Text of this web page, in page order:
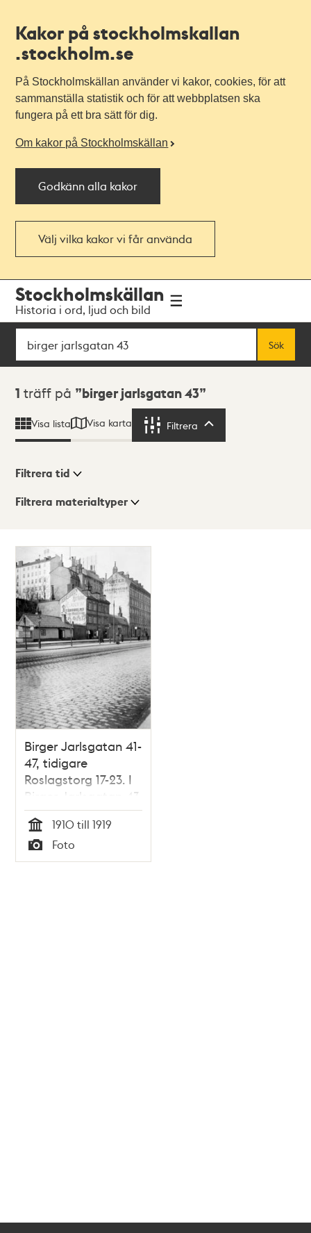
Kakor på stockholmskallan
.stockholm.se
På Stockholmskällan använder vi kakor, cookies, för att
sammanställa statistik och för att webbplatsen ska
fungera på ett bra sätt för dig.
Om kakor på Stockholmskällan
Godkänn alla kakor
Välj vilka kakor vi får använda
navigationen
huvudinnehållet
Stockholmskällan
Historia i ord, ljud och bild
Sök
Sök
Sökresultat
1 träff på birger jarlsgatan 43
Visa lista Visa karta Filtrera
Visningsläge
Lista
Karta
Filtrera tid
Filtrera materialtyper
Birger Jarlsgatan 41-
47, tidigare
Roslagstorg 17-23. I
Birger Jarlsgatan 43
ligger Boråsbodens
beklädnadsaffär
med försäljning av
ex. ""mans och
Tid
1910 till 1919
Typ
Foto